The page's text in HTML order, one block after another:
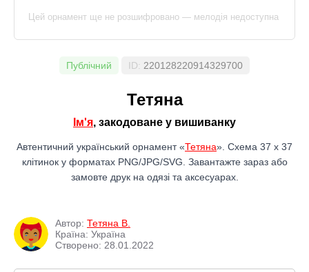
Цей орнамент ще не розшифровано — мелодія недоступна
Публічний ID: 220128220914329700
Тетяна
Ім'я, закодоване у вишиванку
Автентичний український орнамент «Тетяна». Схема 37 x 37
клітинок у форматах PNG/JPG/SVG. Завантажте зараз або
замовте друк на одязі та аксесуарах.
Автор: Тетяна В.
Країна: Україна
Створено: 28.01.2022